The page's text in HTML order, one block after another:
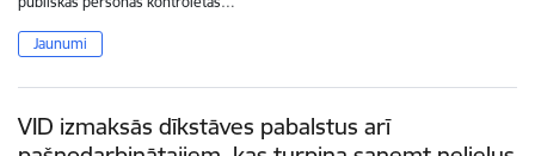
Jaunumi
VID izmaksās dīkstāves pabalstus arī